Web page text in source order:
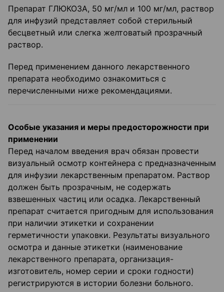
Препарат ГЛЮКОЗА, 50 мг/мл и 100 мг/мл, раствор
для инфузий представляет собой стерильный
бесцветный или слегка желтоватый прозрачный
раствор.
Перед применением данного лекарственного
препарата необходимо ознакомиться с
перечисленными ниже рекомендациями.
Особые указания и меры предосторожности при
применении
Перед началом введения врач обязан провести
визуальный осмотр контейнера с предназначенным
для инфузии лекарственным препаратом. Раствор
должен быть прозрачным, не содержать
взвешенных частиц или осадка. Лекарственный
препарат считается пригодным для использования
при наличии этикетки и сохранении
герметичности упаковки. Результаты визуального
осмотра и данные этикетки (наименование
лекарственного препарата, организация-
изготовитель, номер серии и сроки годности)
регистрируются в истории болезни больного.